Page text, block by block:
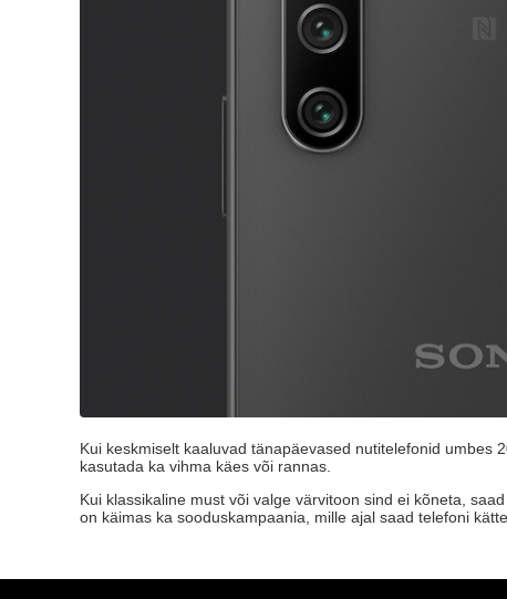
Kui keskmiselt kaaluvad tänapäevased nutitelefonid
kasutada ka vihma käes või rannas.
Kui klassikaline must või valge värvitoon sind ei kõneta,
on käimas ka sooduskampaania, mille ajal saad telefoni